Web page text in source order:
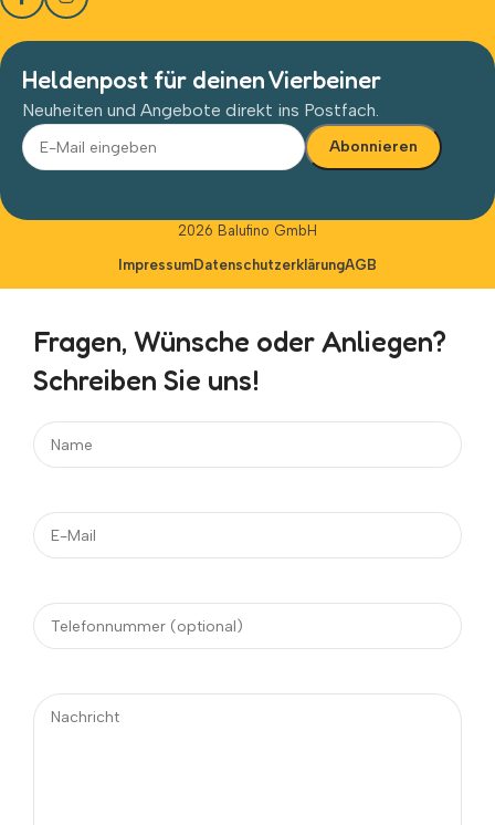
Heldenpost für deinen Vierbeiner
Neuheiten und Angebote direkt ins Postfach.
2026 Balufino GmbH
ImpressumDatenschutzerklärungAGB
Fragen, Wünsche oder Anliegen?
Schreiben Sie uns!